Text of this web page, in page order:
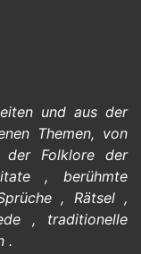
und aus der
Themen, von
derFolklore der
,berühmte
, Rätsel,
, traditionelle
.